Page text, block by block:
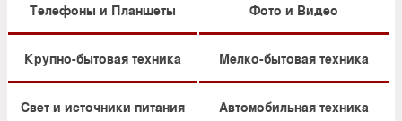
Телефоны и Планшеты Фото и Видео
Крупно-бытовая техника Мелко-бытовая техника
Свет и источники питания Автомобильная техника